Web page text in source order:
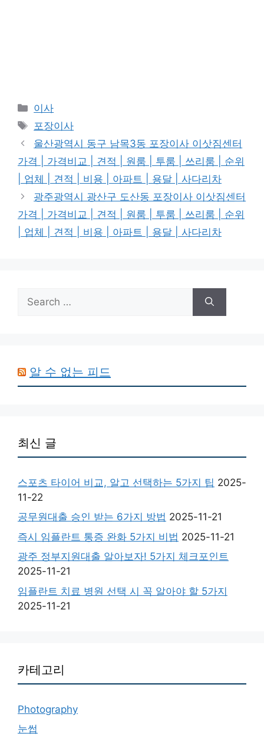
Categories
이사
Tags
포장이사
울산광역시 동구 남목3동 포장이사 이삿짐센터
가격 | 가격비교 | 견적 | 원룸 | 투룸 | 쓰리룸 | 순위
| 업체 | 견적 | 비용 | 아파트 | 용달 | 사다리차
광주광역시 광산구 도산동 포장이사 이삿짐센터
가격 | 가격비교 | 견적 | 원룸 | 투룸 | 쓰리룸 | 순위
| 업체 | 견적 | 비용 | 아파트 | 용달 | 사다리차
for:
알 수 없는 피드
최신 글
스포츠 타이어 비교, 알고 선택하는 5가지 팁 2025-
11-22
공무원대출 승인 받는 6가지 방법 2025-11-21
즉시 임플란트 통증 완화 5가지 비법 2025-11-21
광주 정부지원대출 알아보자! 5가지 체크포인트
2025-11-21
임플란트 치료 병원 선택 시 꼭 알아야 할 5가지
2025-11-21
카테고리
Photography
눈썹